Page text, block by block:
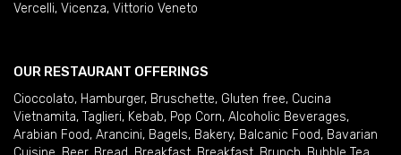
Vercelli, Vicenza, Vittorio Veneto
OUR RESTAURANT OFFERINGS
Cioccolato, Hamburger, Bruschette, Gluten free, Cucina
Vietnamita, Taglieri, Kebab, Pop Corn, Alcoholic Beverages,
Arabian Food, Arancini, Bagels, Bakery, Balcanic Food, Bavarian